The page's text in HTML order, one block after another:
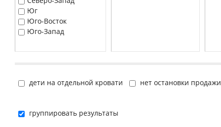
Юг
Юго-Восток
Юго-Запад
дети на отдельной кровати нет остановки продажи
группировать результаты